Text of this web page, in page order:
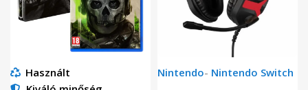
Használt
Nintendo- Nintendo Switch